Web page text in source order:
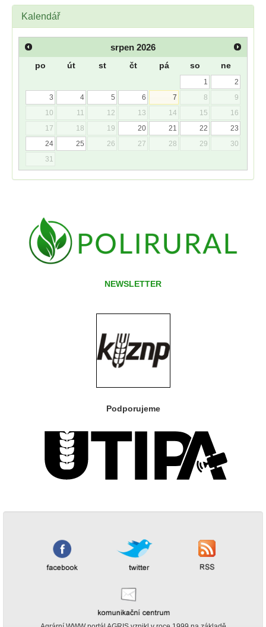
Kalendář
srpen 2026
po út st čt pá so ne
1
2
3
4 5 6 7 8
9
10
11 12 13 14 15
16
17
18 19 20 21 22
23
24
25 26 27 28 29
30
31
NEWSLETTER
Podporujeme